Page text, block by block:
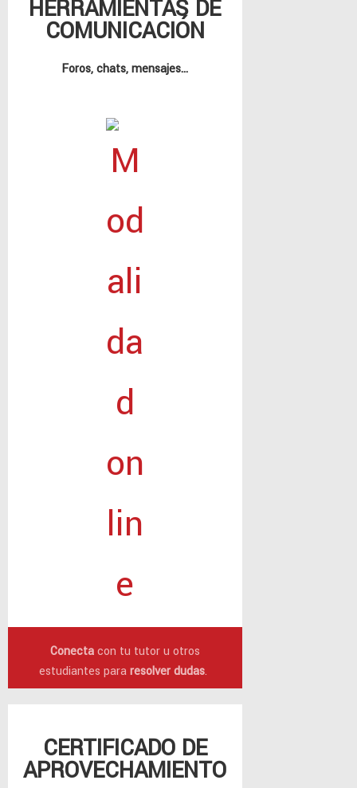
HERRAMIENTAS DE
COMUNICACIÓN
Foros, chats, mensajes...
Conectacon tu tutor u otros
estudiantes pararesolver dudas.
CERTIFICADO DE
APROVECHAMIENTO